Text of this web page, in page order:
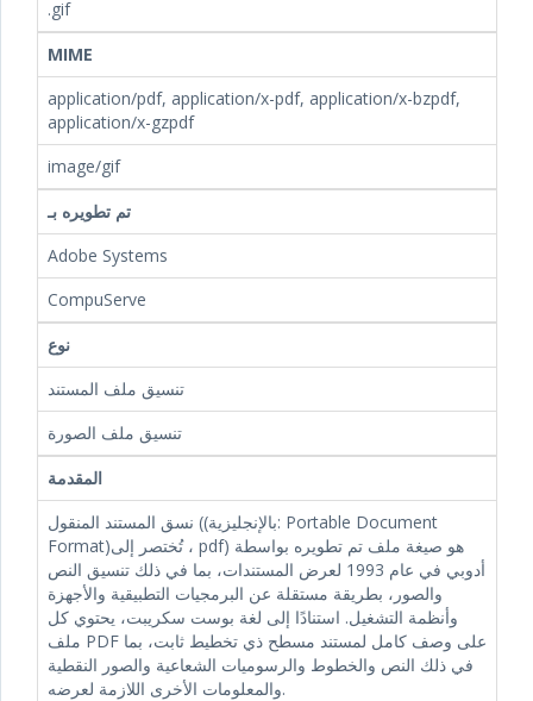
.gif
MIME
application/pdf, application/x-pdf, application/x-bzpdf,
application/x-gzpdf
image/gif
تم تطويره بـ
Adobe Systems
CompuServe
نوع
تنسيق ملف المستند
تنسيق ملف الصورة
المقدمة
نسق المستند المنقول ((بالإنجليزية: Portable Document
Format)‏، تُختصر إلى pdf) هو صيغة ملف تم تطويره بواسطة
أدوبي في عام 1993 لعرض المستندات، بما في ذلك تنسيق النص
والصور، بطريقة مستقلة عن البرمجيات التطبيقية والأجهزة
وأنظمة التشغيل. استنادًا إلى لغة بوست سكريبت، يحتوي كل
ملف PDF على وصف كامل لمستند مسطح ذي تخطيط ثابت، بما
في ذلك النص والخطوط والرسوميات الشعاعية والصور النقطية
والمعلومات الأخرى اللازمة لعرضه.